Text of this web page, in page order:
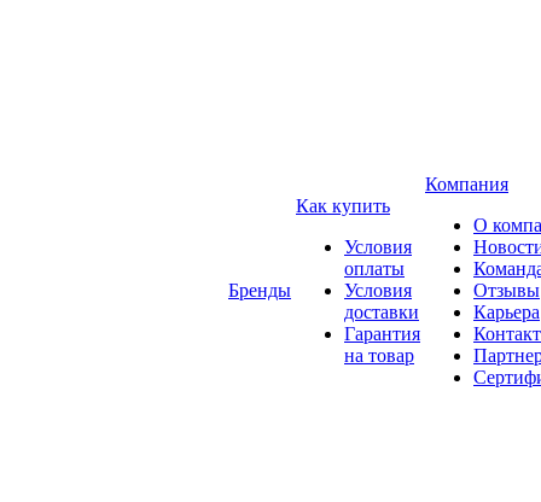
Бренды
Как купить
Условия
оплаты
Условия
доставки
Гарантия
на товар
Компания
О
Отзывы
Карьера